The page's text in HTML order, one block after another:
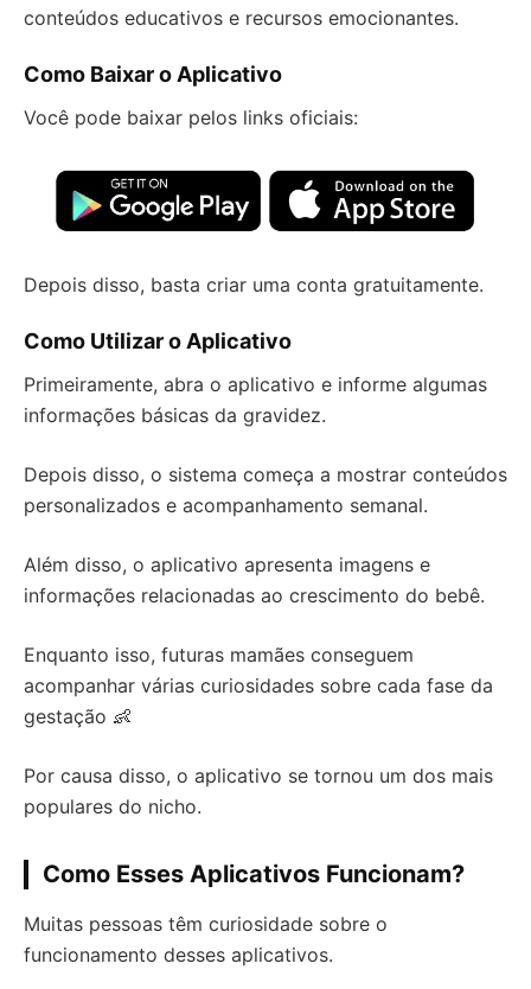
conteúdos educativos e recursos emocionantes.
Como Baixar o Aplicativo
Você pode baixar pelos links oficiais:
Depois disso, basta criar uma conta gratuitamente.
Como Utilizar o Aplicativo
Primeiramente, abra o aplicativo e informe algumas
informações básicas da gravidez.
Depois disso, o sistema começa a mostrar conteúdos
personalizados e acompanhamento semanal.
Além disso, o aplicativo apresenta imagens e
informações relacionadas ao crescimento do bebê.
Enquanto isso, futuras mamães conseguem
acompanhar várias curiosidades sobre cada fase da
gestação 👶
Por causa disso, o aplicativo se tornou um dos mais
populares do nicho.
Como Esses Aplicativos Funcionam?
Muitas pessoas têm curiosidade sobre o
funcionamento desses aplicativos.